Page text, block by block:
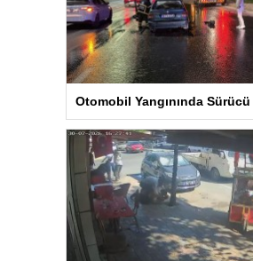
Otomobil Yangınında Sürücü